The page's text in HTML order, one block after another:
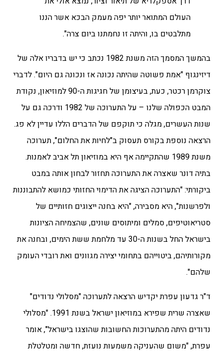
העולם המתואר יותר יפה מעמק הבכא אשר הננו
מתלבטים בו, והיתה זו נחמתנו ביום צרה".
בהמשך המסמך הזה משנת 1982 נכתב כי יש בדבריו אלה של
דיזינגוף "אמת פשוטה שהיתה נכונה אז ונכונה גם היום". לדברי
צוקרמן רכטר, כעת, בעיצומן של חגיגות ה-90 למוזיאון, נקודת
המבט הכפולה שלנו – על התערוכה של 1982 ודרכה גם על
שנות העשרים, מגלה כי תוקפם של הדברים הללו עדיין לא פג.
הרצאה נוספת בקורס תעסוק ב"לחיות את החלום", תערוכה
משנת 1989 שהתקיימה אף היא במוזיאון תל אביב לאמנות.
בתיה דונר שאצרה את התערוכה תחזור לבחון אותה במבט
ביקורתי: "התערוכה הציגה את הדימוי החזותי כמושא להתבוננות
ולפרשנות", היא מסבירה, "היא בחנה ייצוגים חזותיים של
סטריאוטיפים, סמלים ומיתוסים שונים, שהצמיחה הציונות
בישראל החל בשנות ה-30 עד מלחמת ששת הימים, ובחנה את
מקורותיהם, ביטוייהם בתחומי יצירה מגוונים ואת רובדי העומק
שלהם".
ד"ר גדעון עפרת יקדיש הרצאה לתערוכה "מסלולי נדודים"
שאצרה שרית שפירא במוזיאון ישראל בשנת 1991. "מסלולי
נדודים היתה מהתערוכות החשובות שהוצגו בישראל", אומר
עפרת, "משום שהעניקה משמעות נועזת, חדשה ומטלטלת